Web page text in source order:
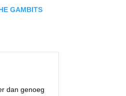
GAMBITS
dan genoeg